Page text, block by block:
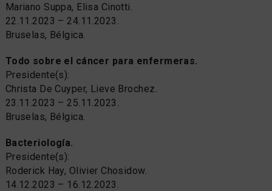
Mariano Suppa, Elisa Cinotti.
22.11.2023 – 24.11.2023.
Bruselas, Bélgica.
Todo sobre el cáncer para enfermeras.
Presidente(s):
Christa De Cuyper, Lieve Brochez.
23.11.2023 – 25.11.2023.
Bruselas, Bélgica.
Bacteriología.
Presidente(s):
Roderick Hay, Olivier Chosidow.
14.12.2023 – 16.12.2023.